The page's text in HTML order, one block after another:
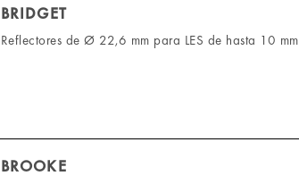
BRIDGET
Reflectores de Ø 22,6 mm para LES de hasta 10 mm
BROOKE